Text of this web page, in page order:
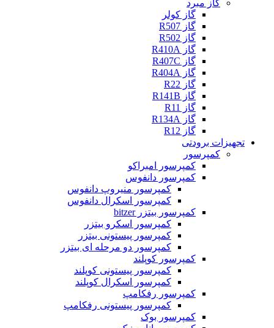
گاز مبرد
گاز کولر
گاز R507
گاز R502
گاز R410A
گاز R407C
گاز R404A
گاز R22
گاز R141B
گاز R11
گاز R134A
گاز R12
تجهیزات برودتی
کمپرسور
کمپرسور امبراکو
کمپرسور دانفوس
کمپرسور منیروپ دانفوس
کمپرسور اسکرال دانفوس
کمپرسور بیتزر bitzer
کمپرسور اسکرو بیتزر
کمپرسور پیستونی بیتزر
کمپرسور دو مرحله ای بیتزر
کمپرسور کوپلند
کمپرسور پیستونی کوپلند
کمپرسور اسکرال کوپلند
کمپرسور رفکامپ
کمپرسور پیستونی رفکامپ
کمپرسور بوک